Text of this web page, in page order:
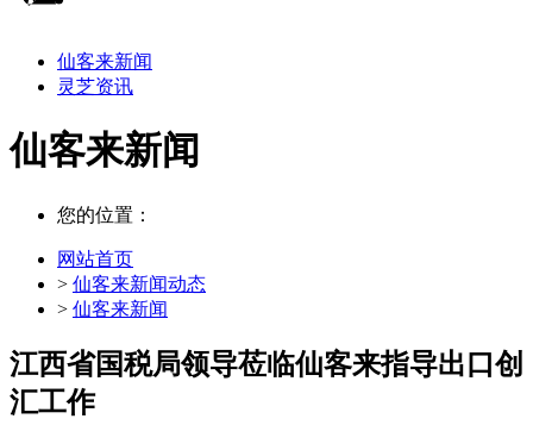
仙客来新闻
灵芝资讯
仙客来新闻
您的位置：
网站首页
> 仙客来新闻动态
> 仙客来新闻
江西省国税局领导莅临仙客来指导出口创
汇工作